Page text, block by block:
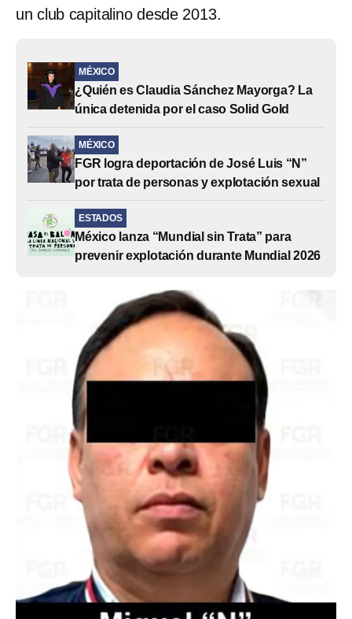
un club capitalino desde 2013.
MÉXICO
¿Quién es Claudia Sánchez Mayorga? La
única detenida por el caso Solid Gold
MÉXICO
FGR logra deportación de José Luis “N”
por trata de personas y explotación sexual
ESTADOS
México lanza “Mundial sin Trata” para
prevenir explotación durante Mundial 2026